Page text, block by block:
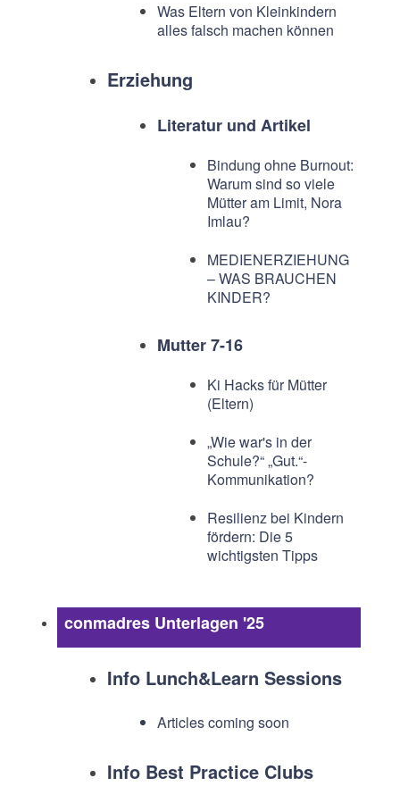
Was Eltern von Kleinkindern
alles falsch machen können
Erziehung
Literatur und Artikel
Bindung ohne Burnout:
Warum sind so viele
Mütter am Limit, Nora
Imlau?
MEDIENERZIEHUNG
– WAS BRAUCHEN
KINDER?
Mutter 7-16
Ki Hacks für Mütter
(Eltern)
„Wie war's in der
Schule?“ „Gut.“-
Kommunikation?
Resilienz bei Kindern
fördern: Die 5
wichtigsten Tipps
conmadres Unterlagen '25
Info Lunch&Learn Sessions
Articles coming soon
Info Best Practice Clubs